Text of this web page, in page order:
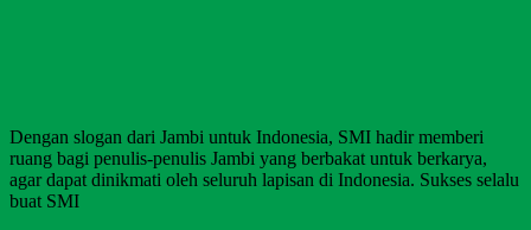
Dengan slogan dari Jambi untuk Indonesia, SMI hadir memberi
ruang bagi penulis-penulis Jambi yang berbakat untuk berkarya,
agar dapat dinikmati oleh seluruh lapisan di Indonesia. Sukses selalu
buat SMI